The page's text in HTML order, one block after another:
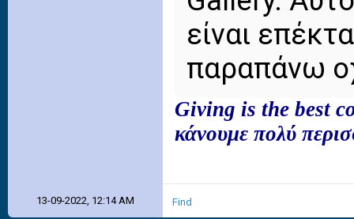
είναι
παραπάνω
Giving is the best
κάνουμε πολύ
13-09-2022, 12:14 AM Find